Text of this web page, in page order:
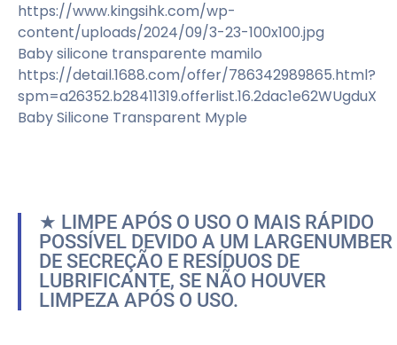
https://www.kingsihk.com/wp-
content/uploads/2024/09/3-23-100x100.jpg
Baby silicone transparente mamilo
https://detail.1688.com/offer/786342989865.html?
spm=a26352.b28411319.offerlist.16.2dac1e62WUgduX
Baby Silicone Transparent Myple
★ LIMPE APÓS O USO O MAIS RÁPIDO
POSSÍVEL DEVIDO A UM LARGENUMBER
DE SECREÇÃO E RESÍDUOS DE
LUBRIFICANTE, SE NÃO HOUVER
LIMPEZA APÓS O USO.